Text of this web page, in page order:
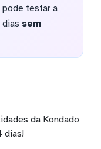
pode testar a
sem
da Kondado
dias!